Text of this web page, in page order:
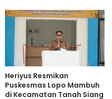
Heriyus Resmikan
Puskesmas Lopo Mambuh
di Kecamatan Tanah Siang